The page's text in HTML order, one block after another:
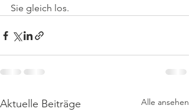
Sie gleich los.
Aktuelle Beiträge Alle ansehen